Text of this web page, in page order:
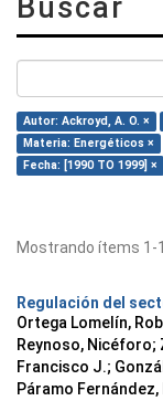
Buscar
Autor: Ackroyd, A. O. ×
Materia: Energéticos ×
Fecha: [1990 TO 1999] ×
Mostrando ítems 1-
Regulación del
Ortega Lomelín,
Reynoso, Nicéforo;
Francisco J.;
Páramo